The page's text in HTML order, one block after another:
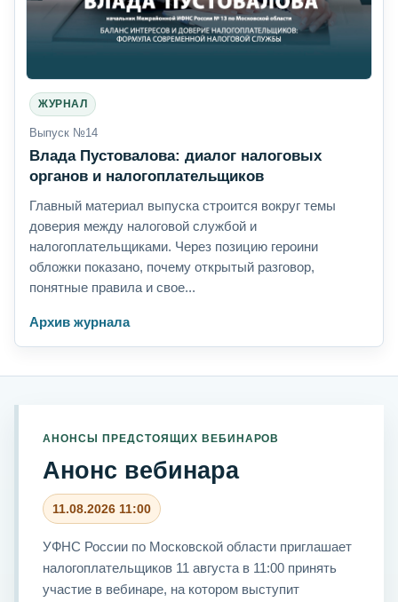
ЖУРНАЛ
Выпуск №14
Влада Пустовалова: диалог налоговых
органов и налогоплательщиков
Главный материал выпуска строится вокруг темы
доверия между налоговой службой и
налогоплательщиками. Через позицию героини
обложки показано, почему открытый разговор,
понятные правила и свое...
Архив журнала
АНОНСЫ ПРЕДСТОЯЩИХ ВЕБИНАРОВ
Анонс вебинара
11.08.2026 11:00
УФНС России по Московской области приглашает
налогоплательщиков 11 августа в 11:00 принять
участие в вебинаре, на котором выступит